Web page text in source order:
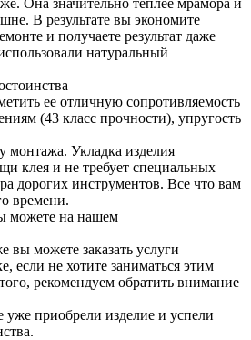
В результате вы экономите
и получаете результат даже
натуральный
ее отличную сопротивляемость
(43 класс прочности), упругость
монтажа. Укладка изделия
клея и не требует специальных
дорогих инструментов. Все что вам
времени.
можете на нашем
вы можете заказать услуги
если не хотите заниматься этим
рекомендуем обратить внимание
уже приобрели изделие и успели